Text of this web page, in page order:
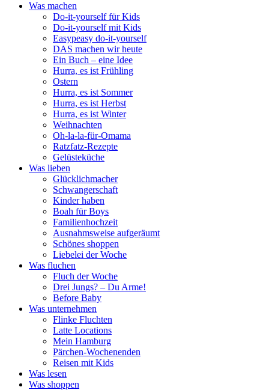
Was machen
Do-it-yourself für Kids
Do-it-yourself mit Kids
Easypeasy do-it-yourself
DAS machen wir heute
Ein Buch – eine Idee
Hurra, es ist Frühling
Ostern
Hurra, es ist Sommer
Hurra, es ist Herbst
Hurra, es ist Winter
Weihnachten
Oh-la-la-für-Omama
Ratzfatz-Rezepte
Gelüsteküche
Was lieben
Glücklichmacher
Schwangerschaft
Kinder haben
Boah für Boys
Familienhochzeit
Ausnahmsweise aufgeräumt
Schönes shoppen
Liebelei der Woche
Was fluchen
Fluch der Woche
Drei Jungs? – Du Arme!
Before Baby
Was unternehmen
Flinke Fluchten
Latte Locations
Mein Hamburg
Pärchen-Wochenenden
Reisen mit Kids
Was lesen
Was shoppen